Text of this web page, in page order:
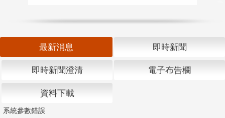
最新消息 即時新聞
即時新聞澄清 電子布告欄
資料下載
系統參數錯誤